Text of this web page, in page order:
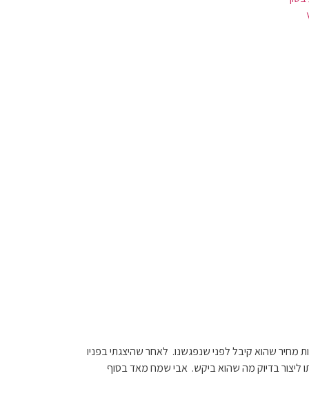
מחיר שהוא קיבל לפני שנפגשנו. לאחר שהיצגתי בפניו
ליצור בדיוק מה שהוא ביקש. אבי שמח מאד בסוף